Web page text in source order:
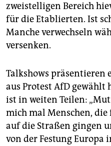
zweistelligen Bereich
für die Etablierten. Ist
Manche verwechseln
versenken.
Talkshows präsentieren
aus Protest AfD gewählt
ist in weiten Teilen:
mich mal Menschen, die
auf die Straßen gingen
von der Festung Europa